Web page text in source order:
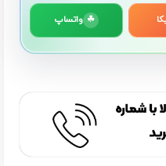
☘ واتساپ